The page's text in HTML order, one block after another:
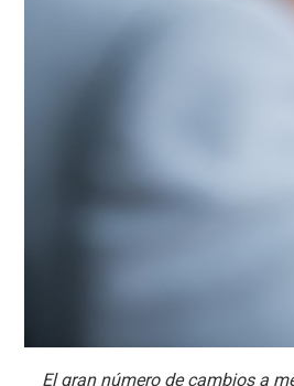
El gran número de cambios a